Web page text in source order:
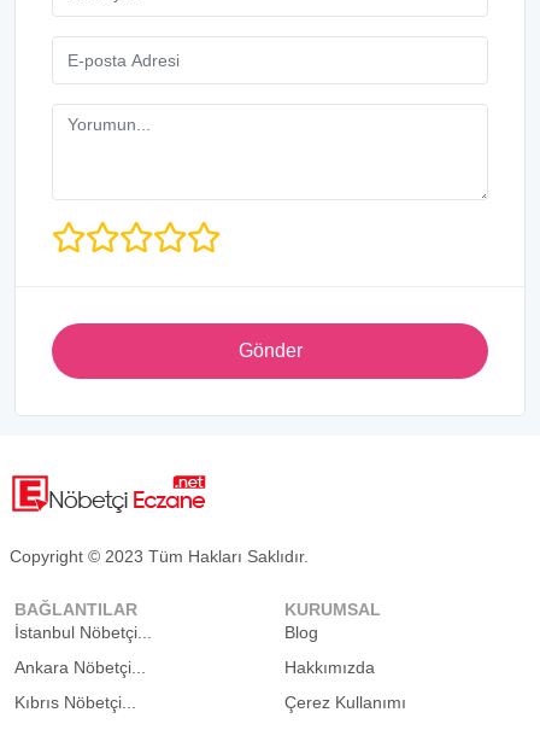
Gönder
Copyright © 2023 Tüm Hakları Saklıdır.
BAĞLANTILAR
İstanbul Nöbetçi...
Ankara Nöbetçi...
Kıbrıs Nöbetçi...
KURUMSAL
Blog
Hakkımızda
Çerez Kullanımı